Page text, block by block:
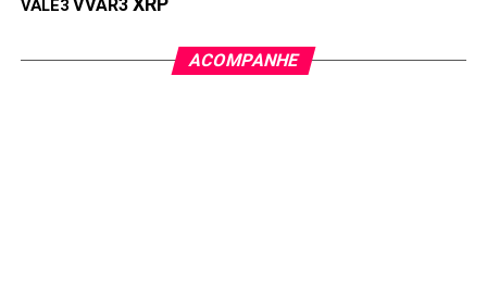
VALE3 VVAR3
ACOMPANHE